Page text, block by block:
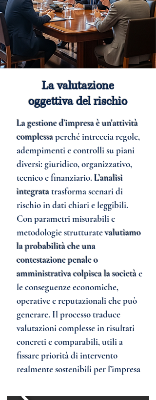
La valutazione
oggettiva del rischio
La gestione d’impresa è un'attività
complessaperché intreccia regole,
adempimenti e controlli su piani
diversi: giuridico, organizzativo,
tecnico e finanziario. L’analisi
integratatrasforma scenari di
rischio in dati chiari e leggibili.
Con parametri misurabili e
metodologie strutturatevalutiamo
la probabilità che una
contestazione penale o
amministrativa colpisca la societàe
le conseguenze economiche,
operative e reputazionali che può
generare. Il processo traduce
valutazioni complesse in risultati
concreti e comparabili, utili a
fissare priorità di intervento
realmente sostenibili per l’impresa